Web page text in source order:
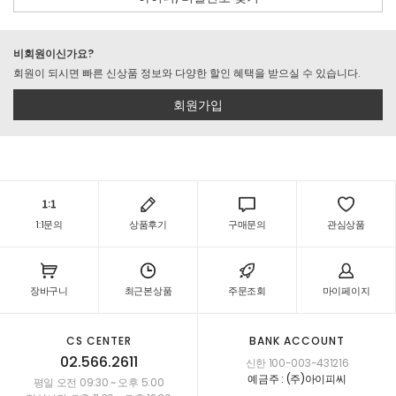
비회원이신가요?
회원이 되시면 빠른 신상품 정보와 다양한 할인 혜택을 받으실 수 있습니다.
회원가입
1:1문의 상품후기 구매문의 관심상품
장바구니 최근본상품 주문조회 마이페이지
CS CENTER
02.566.2611
평일 오전 09:30 ~ 오후 5:00
BANK ACCOUNT
신한 100-003-431216
예금주 : (주)아이피씨